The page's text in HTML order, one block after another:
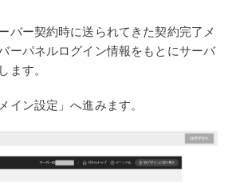
バー契約時に送られてきた契約完了メ
ーパネルログイン情報をもとにサーバ
ます。
イン設定」へ進みます。